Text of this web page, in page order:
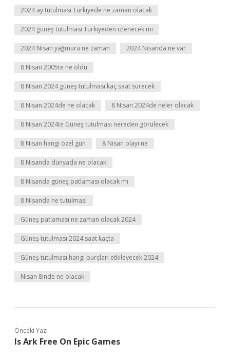
2024 ay tutulması Türkiyede ne zaman olacak
2024 güneş tutulması Türkiyeden izlenecek mi
2024 Nisan yağmuru ne zaman 2024 Nisanda ne var
8 Nisan 2005te ne oldu
8 Nisan 2024 güneş tutulması kaç saat sürecek
8 Nisan 2024de ne olacak 8 Nisan 2024de neler olacak
8 Nisan 2024te Güneş tutulması nereden görülecek
8 Nisan hangi özel gün 8 Nisan olayı ne
8 Nisanda dünyada ne olacak
8 Nisanda güneş patlaması olacak mı
8 Nisanda ne tutulması
Güneş patlaması ne zaman olacak 2024
Güneş tutulması 2024 saat kaçta
Güneş tutulması hangi burçları etkileyecek 2024
Nisan 8inde ne olacak
Önceki Yazı
Is Ark Free On Epic Games